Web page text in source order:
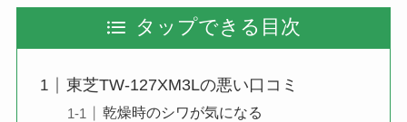
タップできる目次
東芝TW-127XM3Lの悪い口コミ
乾燥時のシワが気になる